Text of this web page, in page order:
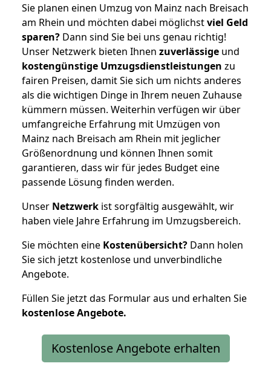
Sie planen einen Umzug von Mainz nach Breisach
am Rhein und möchten dabei möglichstviel Geld
sparen? Dann sind Sie bei uns genau richtig!
Unser Netzwerk bieten Ihnen zuverlässige und
kostengünstige Umzugsdienstleistungen zu
fairen Preisen, damit Sie sich um nichts anderes
als die wichtigen Dinge in Ihrem neuen Zuhause
kümmern müssen. Weiterhin verfügen wir über
umfangreiche Erfahrung mit Umzügen von
Mainz nach Breisach am Rhein mit jeglicher
Größenordnung und können Ihnen somit
garantieren, dass wir für jedes Budget eine
passende Lösung finden werden.
Unser Netzwerk ist sorgfältig ausgewählt, wir
haben viele Jahre Erfahrung im Umzugsbereich.
Sie möchten eine Kostenübersicht? Dann holen
Sie sich jetzt kostenlose und unverbindliche
Angebote.
Füllen Sie jetzt das Formular aus und erhalten Sie
kostenloseAngebote.
Kostenlose Angebote erhalten